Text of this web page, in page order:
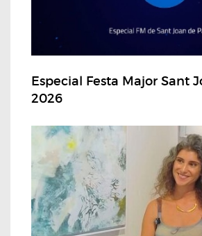
Especial Festa Major Sant
2026